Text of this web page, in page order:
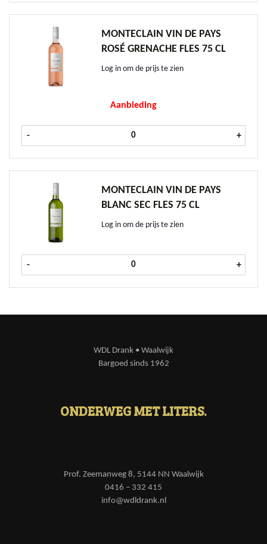
MONTECLAIN VIN DE PAYS
ROSÉ GRENACHE FLES 75 CL
Log in om de prijs te zien
Aanbieding
- Monteclain Vin de Pays Rosé
+
MONTECLAIN VIN DE PAYS
BLANC SEC FLES 75 CL
Log in om de prijs te zien
- Monteclain Vin de Pays Blanc Sec
+
WDL Drank • Waalwijk
Bargoed sinds 1962
ONDERWEG MET LITERS.
Prof. Zeemanweg 8, 5144 NN Waalwijk
0416 – 332 415
info@wdldrank.nl